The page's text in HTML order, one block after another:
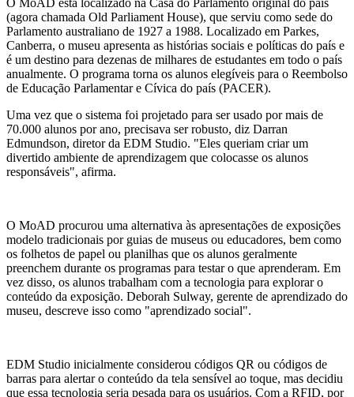
(agora chamada Old Parliament House), que serviu como sede do
Parlamento australiano de 1927 a 1988. Localizado em Parkes,
Canberra, o museu apresenta as histórias sociais e políticas do país e
é um destino para dezenas de milhares de estudantes em todo o país
anualmente. O programa torna os alunos elegíveis para o Reembolso
de Educação Parlamentar e Cívica do país (PACER).
Uma vez que o sistema foi projetado para ser usado por mais de
70.000 alunos por ano, precisava ser robusto, diz Darran
Edmundson, diretor da EDM Studio. "Eles queriam criar um
divertido ambiente de aprendizagem que colocasse os alunos
responsáveis", afirma.
O MoAD procurou uma alternativa às apresentações de exposições
modelo tradicionais por guias de museus ou educadores, bem como
os folhetos de papel ou planilhas que os alunos geralmente
preenchem durante os programas para testar o que aprenderam. Em
vez disso, os alunos trabalham com a tecnologia para explorar o
conteúdo da exposição. Deborah Sulway, gerente de aprendizado do
museu, descreve isso como "aprendizado social".
EDM Studio inicialmente considerou códigos QR ou códigos de
barras para alertar o conteúdo da tela sensível ao toque, mas decidiu
que essa tecnologia seria pesada para os usuários. Com a RFID, por